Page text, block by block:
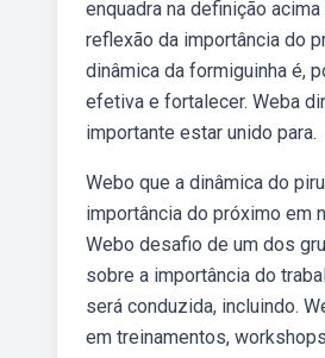
enquadra na definição
reflexão da importância do
dinâmica da formiguinha é,
efetiva e fortalecer. Weba
importante estar unido para.
Webo que a dinâmica do
importância do próximo em
Webo desafio de um dos
sobre a importância do
será conduzida, incluindo.
em treinamentos,